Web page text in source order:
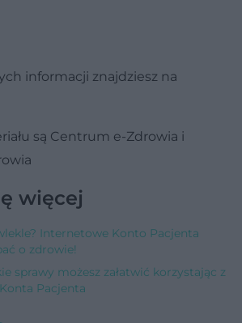
informacji znajdziesz na
są Centrum e-Zdrowia i
więcej
Internetowe Konto Pacjenta
o zdrowie!
sprawy możesz załatwić korzystając z
Pacjenta